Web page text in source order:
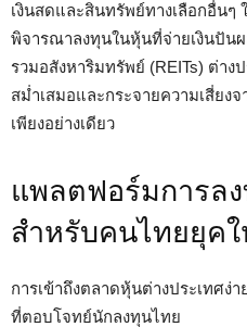
เงินสดและสินทรัพย์ทางเลือกอื่นๆ
พิจารณาลงทุนในหุ้นที่จ่ายเงินปัน
รวมอสังหาริมทรัพย์ (REITs) ต่าง
สม่ำเสมอและกระจายความเสี่ยง
เพียงอย่างเดียว
แพลตฟอร์มการล
สำหรับคนไทยยุคใ
การเข้าถึงตลาดหุ้นต่างประเทศ
ที่ตอบโจทย์นักลงทุนไทย